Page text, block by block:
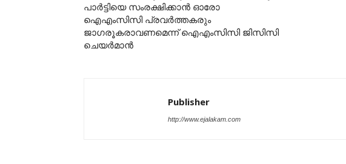
പാർട്ടിയെ സംരക്ഷിക്കാൻ ഓരോ
ഐഎംസിസി പ്രവർത്തകരും
ജാഗരൂകരാവണമെന്ന് ഐഎംസിസി ജിസിസി
ചെയർമാൻ
Publisher
http://www.ejalakam.com